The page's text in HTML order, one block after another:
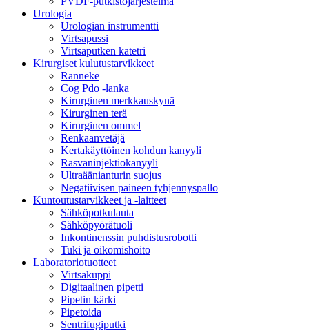
Urologia
Urologian instrumentti
Virtsapussi
Virtsaputken katetri
Kirurgiset kulutustarvikkeet
Ranneke
Cog Pdo -lanka
Kirurginen merkkauskynä
Kirurginen terä
Kirurginen ommel
Renkaanvetäjä
Kertakäyttöinen kohdun kanyyli
Rasvaninjektiokanyyli
Ultraäänianturin suojus
Negatiivisen paineen tyhjennyspallo
Kuntoutustarvikkeet ja -laitteet
Sähköpotkulauta
Sähköpyörätuoli
Inkontinenssin puhdistusrobotti
Tuki ja oikomishoito
Laboratoriotuotteet
Virtsakuppi
Digitaalinen pipetti
Pipetin kärki
Pipetoida
Sentrifugiputki